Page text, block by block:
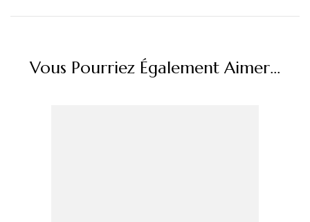
Vous Pourriez Également Aimer...